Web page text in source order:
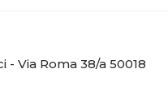
Via Roma 38/a 50018